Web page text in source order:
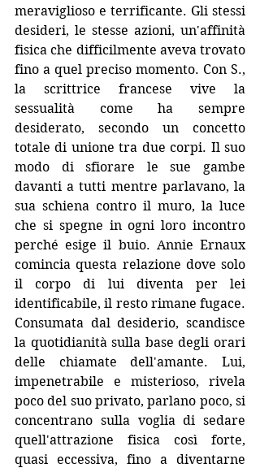
meraviglioso e terrificante. Gli stessi
desideri, le stesse azioni, un'affinità
fisica che difficilmente aveva trovato
fino a quel preciso momento. Con S.,
la scrittrice francese vive la
sessualità come ha sempre
desiderato, secondo un concetto
totale di unione tra due corpi. Il suo
modo di sfiorare le sue gambe
davanti a tutti mentre parlavano, la
sua schiena contro il muro, la luce
che si spegne in ogni loro incontro
perché esige il buio. Annie Ernaux
comincia questa relazione dove solo
il corpo di lui diventa per lei
identificabile, il resto rimane fugace.
Consumata dal desiderio, scandisce
la quotidianità sulla base degli orari
delle chiamate dell'amante. Lui,
impenetrabile e misterioso, rivela
poco del suo privato, parlano poco, si
concentrano sulla voglia di sedare
quell'attrazione fisica così forte,
quasi eccessiva, fino a diventarne